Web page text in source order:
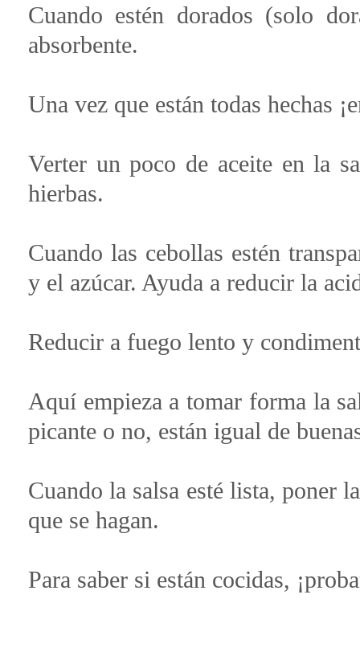
Cuando estén dorados (solo
absorbente.
Una vez que están todas hechas
Verter un poco de aceite en la
hierbas.
Cuando las cebollas estén
y el azúcar. Ayuda a reducir la
Reducir a fuego lento y
Aquí empieza a tomar forma la
picante o no, están igual de
Cuando la salsa esté lista, poner
que se hagan.
Para saber si están cocidas,